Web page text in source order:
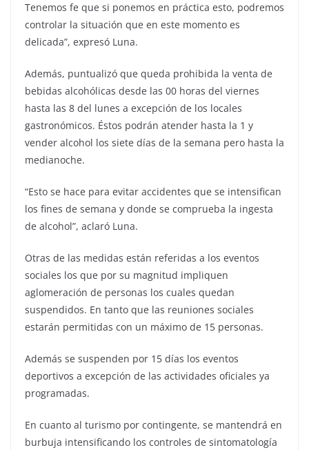
Tenemos fe que si ponemos en práctica esto, podremos
controlar la situación que en este momento es
delicada”, expresó Luna.
Además, puntualizó que queda prohibida la venta de
bebidas alcohólicas desde las 00 horas del viernes
hasta las 8 del lunes a excepción de los locales
gastronómicos. Éstos podrán atender hasta la 1 y
vender alcohol los siete días de la semana pero hasta la
medianoche.
“Esto se hace para evitar accidentes que se intensifican
los fines de semana y donde se comprueba la ingesta
de alcohol”, aclaró Luna.
Otras de las medidas están referidas a los eventos
sociales los que por su magnitud impliquen
aglomeración de personas los cuales quedan
suspendidos. En tanto que las reuniones sociales
estarán permitidas con un máximo de 15 personas.
Además se suspenden por 15 días los eventos
deportivos a excepción de las actividades oficiales ya
programadas.
En cuanto al turismo por contingente, se mantendrá en
burbuja intensificando los controles de sintomatología